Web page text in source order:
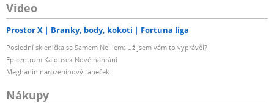
Video
Prostor X Branky, body, kokoti Fortuna liga
Poslední sklenička se Samem Neillem: Už jsem vám to vyprávěl?
Epicentrum Kalousek Nové nahrání
Meghanin narozeninový taneček
Nákupy